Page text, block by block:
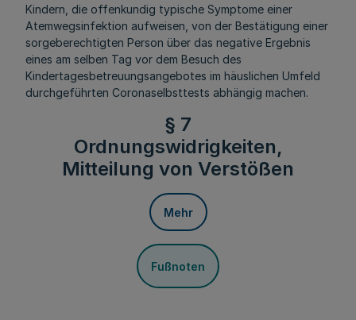
Kindern, die offenkundig typische Symptome einer
Atemwegsinfektion aufweisen, von der Bestätigung einer
sorgeberechtigten Person über das negative Ergebnis
eines am selben Tag vor dem Besuch des
Kindertagesbetreuungsangebotes im häuslichen Umfeld
durchgeführten Coronaselbsttests abhängig machen.
§ 7
Ordnungswidrigkeiten,
Mitteilung von Verstößen
Mehr
Fußnoten